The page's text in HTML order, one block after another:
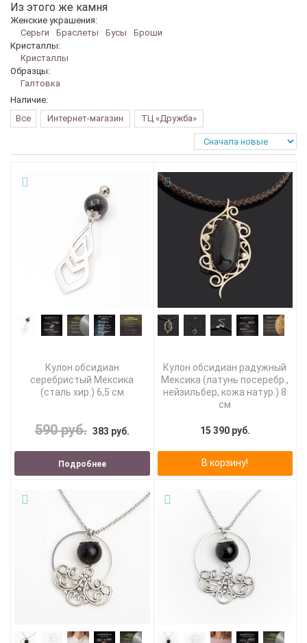
Из этого же камня
Женские украшения:
Серьги
Браслеты Бусы
Броши
Кристаллы:
Кристаллы
Образцы:
Галтовка
Наличие:
Все
Интернет-магазин ТЦ «Дружба»
Кулон обсидиан
серебристый Мексика
(сталь хир.) 6,5 см
590 руб. 383 руб.
Подробнее
Кулон обсидиан радужный
Мексика (латунь посеребр.,
нейзильбер, кожа натур.) 8
см
15 390 руб.
В корзину!